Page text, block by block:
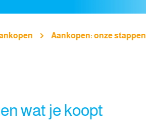
Aankopen: onze stappen
wat je koopt